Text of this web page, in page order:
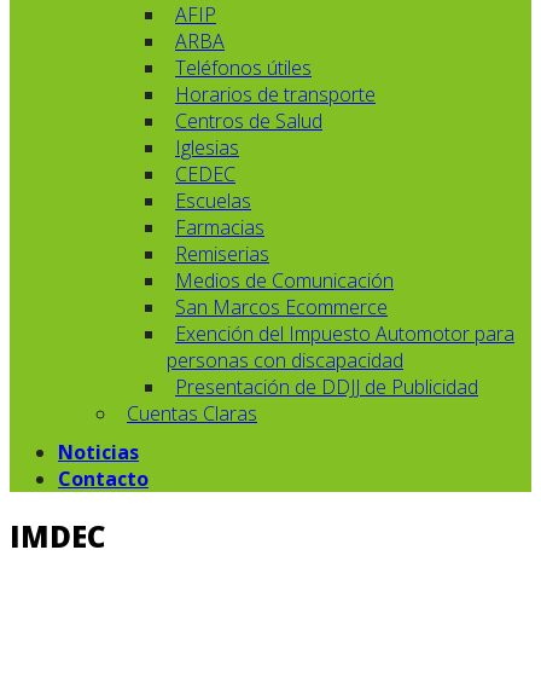
AFIP
ARBA
Teléfonos útiles
Horarios de transporte
Centros de Salud
Iglesias
CEDEC
Escuelas
Farmacias
Remiserias
Medios de Comunicación
San Marcos Ecommerce
Exención del Impuesto Automotor para
personas con discapacidad
Presentación de DDJJ de Publicidad
Cuentas Claras
Noticias
Contacto
IMDEC